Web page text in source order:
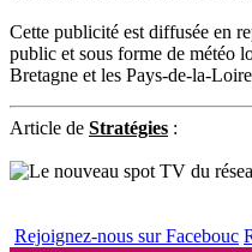
Cette publicité est diffusée en
public et sous forme de météo
Bretagne et les Pays-de-la-
Article de Stratégies :
Rejoignez-nous sur Facebouc